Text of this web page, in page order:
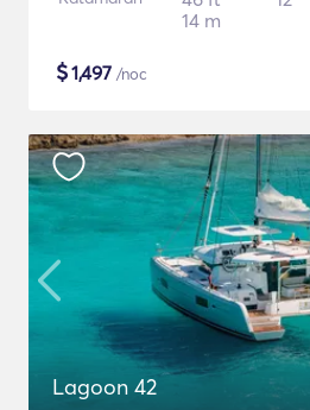
14 m
$1,497 /noc
Lagoon 42